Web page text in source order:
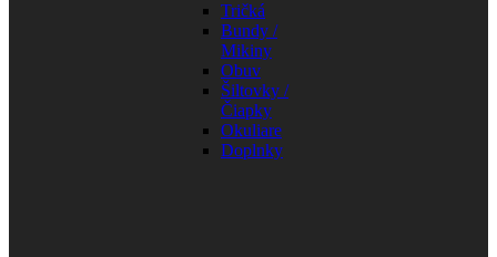
Tričká
Bundy /
Mikiny
Obuv
Šiltovky /
Čiapky
Okuliare
Doplnky